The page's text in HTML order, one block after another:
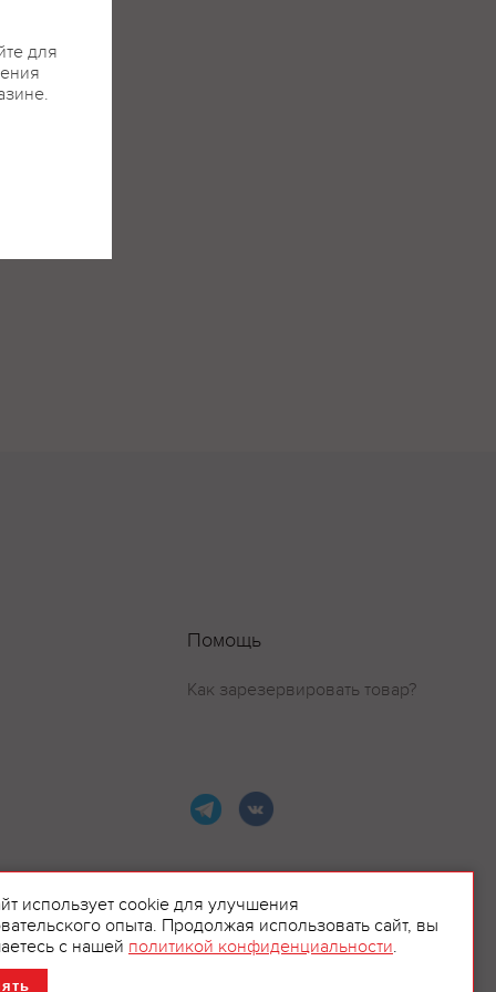
Помощь
Как зарезервировать товар?
использует cookie для улучшения
опыта. Продолжая использовать сайт, вы
с нашей политикой конфиденциальности.
для